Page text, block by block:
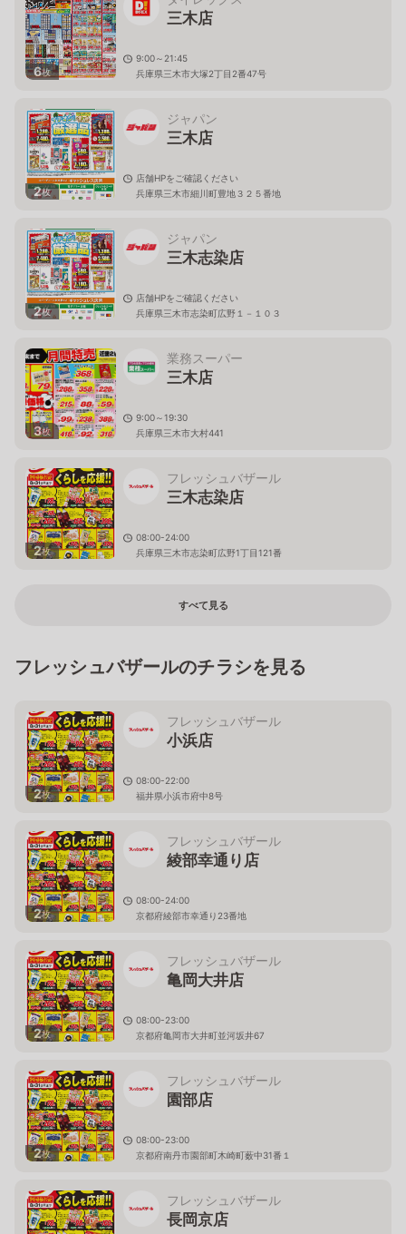
6枚
三木店
9:00～21:45
兵庫県三木市大塚2丁目2番47号
2枚
ジャパン
三木店
店舗HPをご確認ください
兵庫県三木市細川町豊地３２５番地
2枚
ジャパン
三木志染店
店舗HPをご確認ください
兵庫県三木市志染町広野１－１０３
3枚
業務スーパー
三木店
9:00～19:30
兵庫県三木市大村441
2枚
フレッシュバザール
三木志染店
08:00-24:00
兵庫県三木市志染町広野1丁目121番
すべて見る
フレッシュバザールのチラシを見る
2枚
フレッシュバザール
小浜店
08:00-22:00
福井県小浜市府中8号
2枚
フレッシュバザール
綾部幸通り店
08:00-24:00
京都府綾部市幸通り23番地
2枚
フレッシュバザール
亀岡大井店
08:00-23:00
京都府亀岡市大井町並河坂井67
2枚
フレッシュバザール
園部店
08:00-23:00
京都府南丹市園部町木崎町薮中31番１
フレッシュバザール
長岡京店